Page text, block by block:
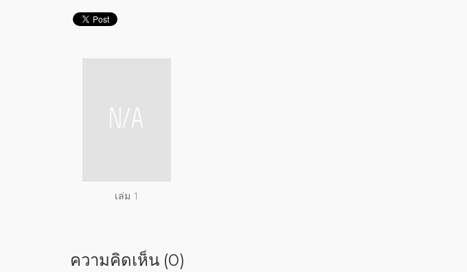
เล่ม 1
ความคิดเห็น (0)